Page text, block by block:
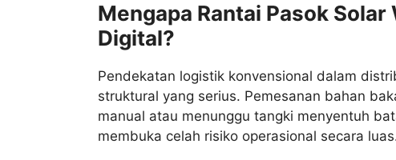
Mengapa Rantai Pasok
Digital?
Pendekatan logistik konvensional dalam
struktural yang serius. Pemesanan bahan
manual atau menunggu tangki menyentuh
membuka celah risiko operasional secara